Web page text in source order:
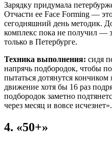
Зарядку придумала
Отчасти ее Face Forming —
сегодняшний день методик.
комплекс пока не получил —
только в Петербурге.
Техника выполнения: сидя
напрячь подбородок, чтобы
пытаться дотянутся
движение хотя бы 16 раз
подбородок заметно
через месяц и вовсе исчезнет».
4. «50+»